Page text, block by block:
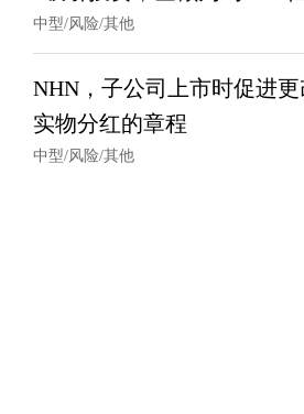
中型/风险/其他
NHN，子公司上市时促进
实物分红的章程
中型/风险/其他